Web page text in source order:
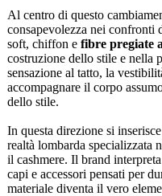
Al centro di questo
consapevolezza nei confronti
soft, chiffon e fibre pregiate
costruzione dello stile e nella
sensazione al tatto, la
accompagnare il corpo
dello stile.
In questa direzione si
realtà lombarda specializzata
il cashmere. Il brand
capi e accessori pensati per
materiale diventa il vero